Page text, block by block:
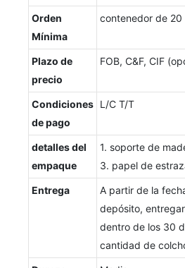
Orden
Mínima
contenedor de 20
Plazo de
precio
FOB, C&F, CIF
Condiciones
de pago
L/C T/T
detalles del
empaque
1. soporte de
3. papel de
Entrega
A partir de la
depósito,
dentro de los 30
cantidad de